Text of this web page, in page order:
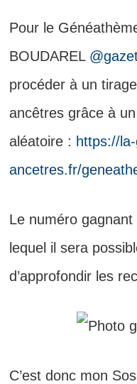
Pour le
BOUDAREL
procéder à un
ancêtres grâce à
aléatoire : https://
ancetres.fr/
Le numéro
lequel il sera
d’approfondir les
C’est donc mon